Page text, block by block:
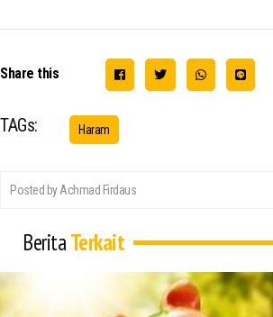
Share this
TAGs: Haram
Posted by Achmad Firdaus
BeritaTerkait